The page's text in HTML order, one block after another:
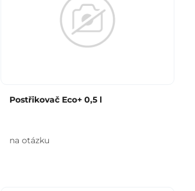
Postřikovač Eco+ 0,5 l
na otázku